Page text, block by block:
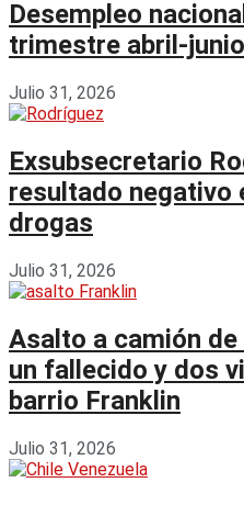
Desempleo
trimestre abril-
Julio 31, 2026
Exsubsecretario
resultado negativo
drogas
Julio 31, 2026
Asalto a camión
un fallecido y dos
barrio Franklin
Julio 31, 2026